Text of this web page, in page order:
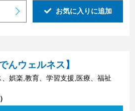
お気に入りに追加
んウェルネス】
娯楽,教育、学習支援,医療、福祉